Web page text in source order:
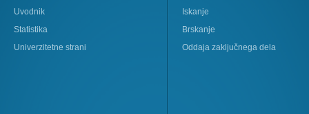
Uvodnik
Statistika
Univerzitetne strani
Iskanje
Brskanje
Oddaja zaključnega dela